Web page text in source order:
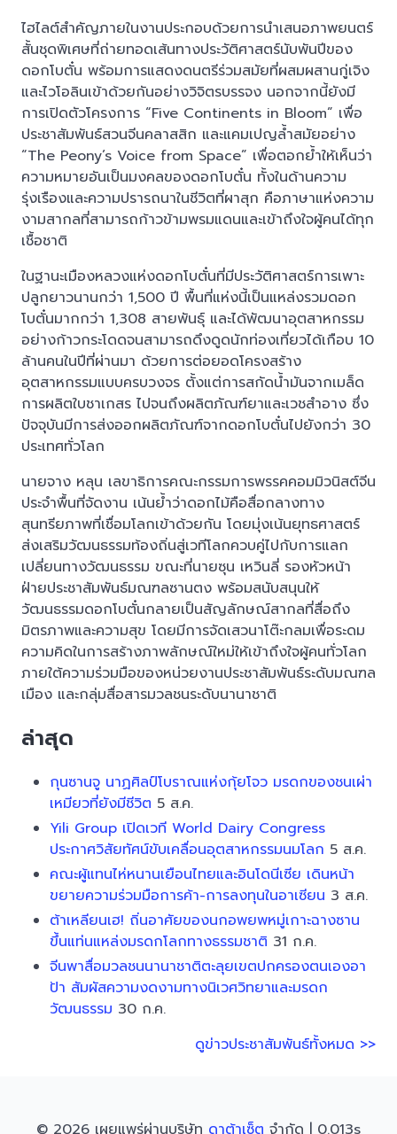
ไฮไลต์สำคัญภายในงานประกอบด้วยการนำเสนอภาพยนตร์
สั้นชุดพิเศษที่ถ่ายทอดเส้นทางประวัติศาสตร์นับพันปีของ
ดอกโบตั๋น พร้อมการแสดงดนตรีร่วมสมัยที่ผสมผสานกู่เจิง
และไวโอลินเข้าด้วยกันอย่างวิจิตรบรรจง นอกจากนี้ยังมี
การเปิดตัวโครงการ “Five Continents in Bloom” เพื่อ
ประชาสัมพันธ์สวนจีนคลาสสิก และแคมเปญล้ำสมัยอย่าง
“The Peony’s Voice from Space” เพื่อตอกย้ำให้เห็นว่า
ความหมายอันเป็นมงคลของดอกโบตั๋น ทั้งในด้านความ
รุ่งเรืองและความปรารถนาในชีวิตที่ผาสุก คือภาษาแห่งความ
งามสากลที่สามารถก้าวข้ามพรมแดนและเข้าถึงใจผู้คนได้ทุก
เชื้อชาติ
ในฐานะเมืองหลวงแห่งดอกโบตั๋นที่มีประวัติศาสตร์การเพาะ
ปลูกยาวนานกว่า 1,500 ปี พื้นที่แห่งนี้เป็นแหล่งรวมดอก
โบตั๋นมากกว่า 1,308 สายพันธุ์ และได้พัฒนาอุตสาหกรรม
อย่างก้าวกระโดดจนสามารถดึงดูดนักท่องเที่ยวได้เกือบ 10
ล้านคนในปีที่ผ่านมา ด้วยการต่อยอดโครงสร้าง
อุตสาหกรรมแบบครบวงจร ตั้งแต่การสกัดน้ำมันจากเมล็ด
การผลิตใบชาเกสร ไปจนถึงผลิตภัณฑ์ยาและเวชสำอาง ซึ่ง
ปัจจุบันมีการส่งออกผลิตภัณฑ์จากดอกโบตั๋นไปยังกว่า 30
ประเทศทั่วโลก
นายจาง หลุน เลขาธิการคณะกรรมการพรรคคอมมิวนิสต์จีน
ประจำพื้นที่จัดงาน เน้นย้ำว่าดอกไม้คือสื่อกลางทาง
สุนทรียภาพที่เชื่อมโลกเข้าด้วยกัน โดยมุ่งเน้นยุทธศาสตร์
ส่งเสริมวัฒนธรรมท้องถิ่นสู่เวทีโลกควบคู่ไปกับการแลก
เปลี่ยนทางวัฒนธรรม ขณะที่นายซุน เหวินลี่ รองหัวหน้า
ฝ่ายประชาสัมพันธ์มณฑลซานตง พร้อมสนับสนุนให้
วัฒนธรรมดอกโบตั๋นกลายเป็นสัญลักษณ์สากลที่สื่อถึง
มิตรภาพและความสุข โดยมีการจัดเสวนาโต๊ะกลมเพื่อระดม
ความคิดในการสร้างภาพลักษณ์ใหม่ให้เข้าถึงใจผู้คนทั่วโลก
ภายใต้ความร่วมมือของหน่วยงานประชาสัมพันธ์ระดับมณฑล
เมือง และกลุ่มสื่อสารมวลชนระดับนานาชาติ
ล่าสุด
กุนซานจู นาฏศิลป์โบราณแห่งกุ้ยโจว มรดกของชนเผ่า
เหมียวที่ยังมีชีวิต 5 ส.ค.
Yili Group เปิดเวที World Dairy Congress
ประกาศวิสัยทัศน์ขับเคลื่อนอุตสาหกรรมนมโลก 5 ส.ค.
คณะผู้แทนไห่หนานเยือนไทยและอินโดนีเซีย เดินหน้า
ขยายความร่วมมือการค้า-การลงทุนในอาเซียน 3 ส.ค.
ต้าเหลียนเฮ! ถิ่นอาศัยของนกอพยพหมู่เกาะฉางซาน
ขึ้นแท่นแหล่งมรดกโลกทางธรรมชาติ 31 ก.ค.
จีนพาสื่อมวลชนนานาชาติตะลุยเขตปกครองตนเองอา
ป้า สัมผัสความงดงามทางนิเวศวิทยาและมรดก
วัฒนธรรม 30 ก.ค.
ดูข่าวประชาสัมพันธ์ทั้งหมด >>
© 2026 เผยแพร่ผ่านบริษัท ดาต้าเซ็ต จำกัด | 0.013s